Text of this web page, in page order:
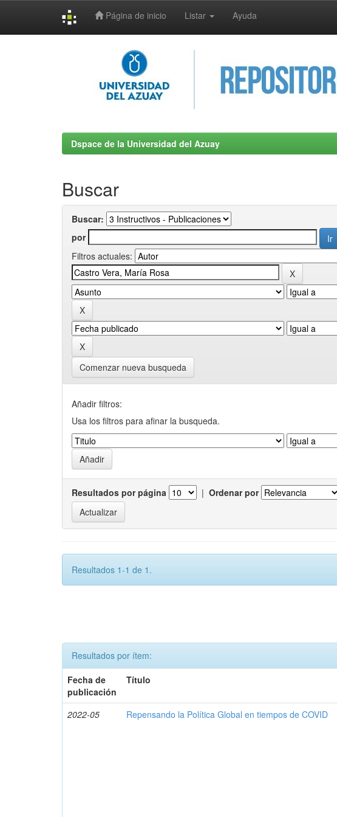
Página de inicio Listar Ayuda
Dspace de la Universidad del Azuay
Buscar
Buscar:
por
Filtros actuales:
Comenzar nueva busqueda
Añadir filtros:
Usa los filtros para afinar la busqueda.
Resultados por página | Ordenar por
Resultados 1-1 de 1.
Resultados por ítem:
Fecha de
publicación
Título
2022-05 Repensando la Política Global en tiempos de COVID